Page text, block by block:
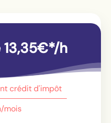
h
crédit d'impôt
mois